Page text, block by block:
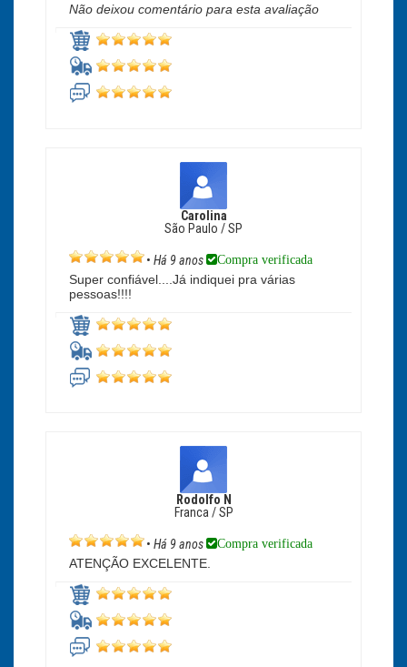
Não deixou comentário para esta avaliação
Carolina
São Paulo / SP
• Há 9 anos Compra verificada
Super confiável....Já indiquei pra várias
pessoas!!!!
Rodolfo N
Franca / SP
• Há 9 anos Compra verificada
ATENÇÃO EXCELENTE.